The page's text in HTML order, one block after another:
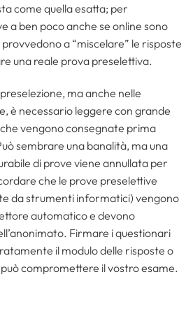
come quella esatta; per
a ben poco anche se online sono
a “miscelare” le risposte
una reale prova preselettiva.
ma anche nelle
è necessario leggere con grande
che vengono consegnate prima
sembrare una banalità, ma una
di prove viene annullata per
che le prove preselettive
da strumenti informatici) vengono
automatico e devono
Firmare i questionari
il modulo delle risposte o
compromettere il vostro esame.